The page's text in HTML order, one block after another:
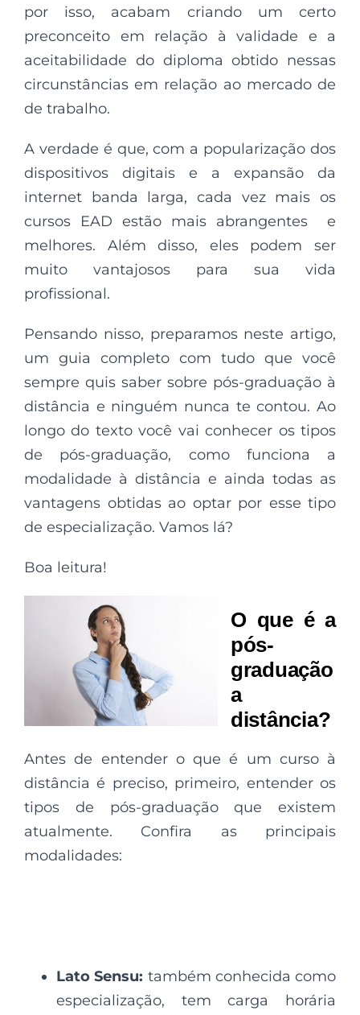
por isso, acabam criando um certo
preconceito em relação à validade e a
aceitabilidade do diploma obtido nessas
circunstâncias em relação ao mercado de
de trabalho.
A verdade é que, com a popularização dos
dispositivos digitais e a expansão da
internet banda larga, cada vez mais os
cursos EAD estão mais abrangentes e
melhores. Além disso, eles podem ser
muito vantajosos para sua vida
profissional.
Pensando nisso, preparamos neste artigo,
um guia completo com tudo que você
sempre quis saber sobre pós-graduação à
distância e ninguém nunca te contou. Ao
longo do texto você vai conhecer os tipos
de pós-graduação, como funciona a
modalidade à distância e ainda todas as
vantagens obtidas ao optar por esse tipo
de especialização. Vamos lá?
Boa leitura!
O que é a
pós-
graduação
a
distância?
Antes de entender o que é um curso à
distância é preciso, primeiro, entender os
tipos de pós-graduação que existem
atualmente. Confira as principais
modalidades:
Lato Sensu: também conhecida como
especialização, tem carga horária